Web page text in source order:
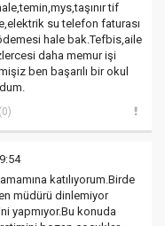
tif
su telefon faturası
hale bak.Tefbis,aile
daha memur işi
ben başarılı bir okul
(0)
katılıyorum.Birde
müdürü dinlemiyor
yapmıyor.Bu konuda